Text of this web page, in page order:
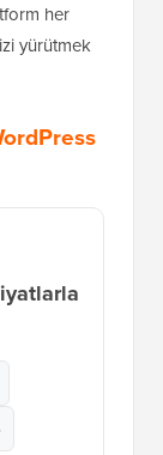
her
yürütmek